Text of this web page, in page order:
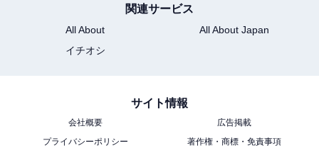
関連サービス
All About
All About Japan
イチオシ
サイト情報
会社概要
広告掲載
プライバシーポリシー
著作権・商標・免責事項